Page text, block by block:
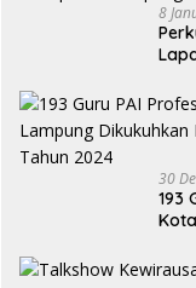
8
dari
30
193